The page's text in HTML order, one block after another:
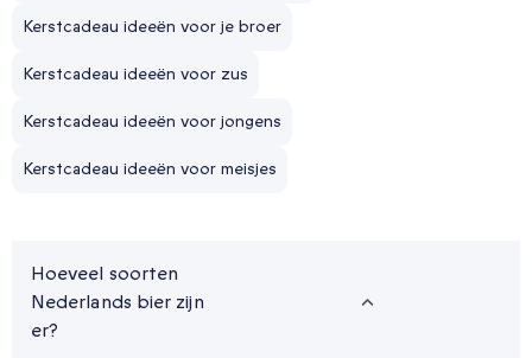
Kerstcadeau ideeën voor je broer
Kerstcadeau ideeën voor zus
Kerstcadeau ideeën voor jongens
Kerstcadeau ideeën voor meisjes
Hoeveel soorten
Nederlands bier zijn
er?